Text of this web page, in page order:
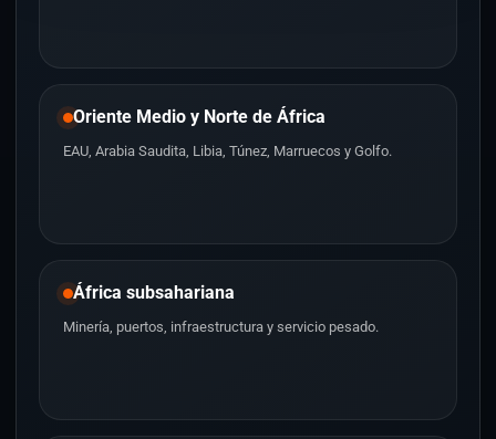
Oriente Medio y Norte de África
EAU, Arabia Saudita, Libia, Túnez, Marruecos y Golfo.
África subsahariana
Minería, puertos, infraestructura y servicio pesado.